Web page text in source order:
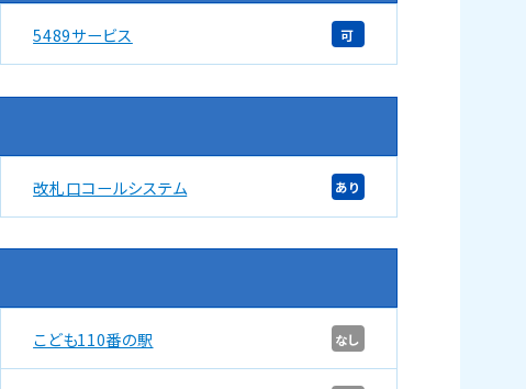
5489サービス 可
改札口コールシステム あり
こども110番の駅 なし